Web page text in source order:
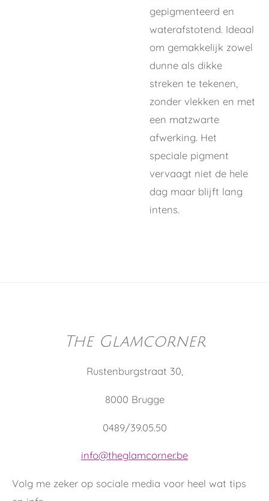
gepigmenteerd en
waterafstotend. Ideaal
om gemakkelijk zowel
dunne als dikke
streken te tekenen,
zonder vlekken en met
een matzwarte
afwerking. Het
speciale pigment
vervaagt niet de hele
dag maar blijft lang
intens.
The Glamcorner
Rustenburgstraat 30,
8000 Brugge
0489/39.05.50
info@theglamcorner.be
Volg me zeker op sociale media voor heel wat tips